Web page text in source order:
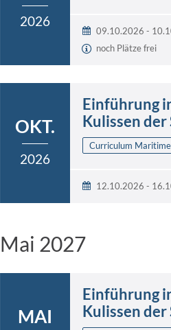
2026
09.10.2026 -
noch Plätze frei
OKT.
2026
Einführung
Kulissen
Curriculum
12.10.2026 -
Mai 2027
MAI
Einführung
Kulissen